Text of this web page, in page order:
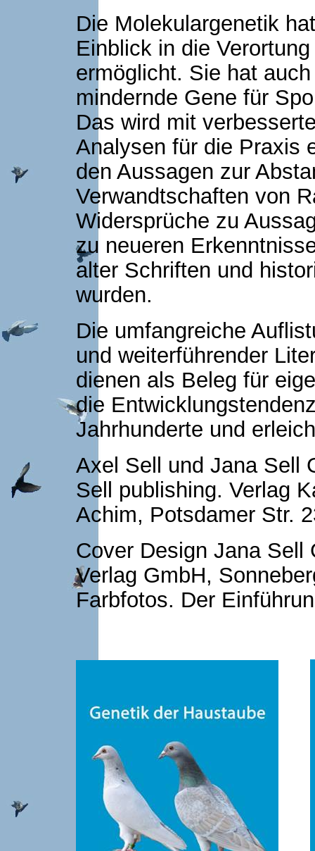
Die Molekulargenetik
Einblick in die
ermöglicht. Sie hat
mindernde Gene für
Das wird mit
Analysen für die Praxis
den Aussagen zur
Verwandtschaften von
Widersprüche zu
zu neueren
alter Schriften und
wurden.
Die umfangreiche
und weiterführender
dienen als Beleg für
die
Jahrhunderte und
Axel Sell und Jana Sell
Sell publishing. Verlag
Achim, Potsdamer Str.
Cover Design Jana Sell
Verlag GmbH,
Farbfotos. Der